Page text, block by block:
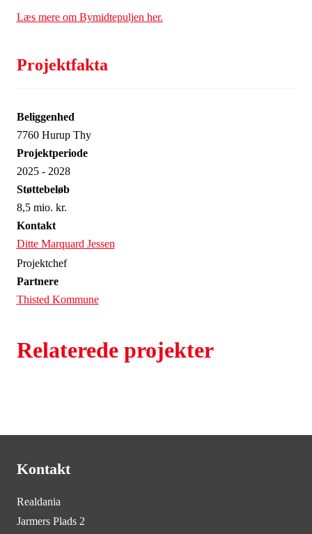
Læs mere om Bymidtepuljen her.
Projektfakta
Beliggenhed
7760 Hurup Thy
Projektperiode
2025 - 2028
Støttebeløb
8,5 mio. kr.
Kontakt
Ditte Marquard Jessen
Projektchef
Partnere
Thisted Kommune
Relaterede projekter
Kontakt
Realdania
Jarmers Plads 2